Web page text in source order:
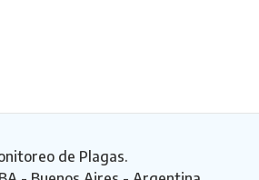
de Plagas.